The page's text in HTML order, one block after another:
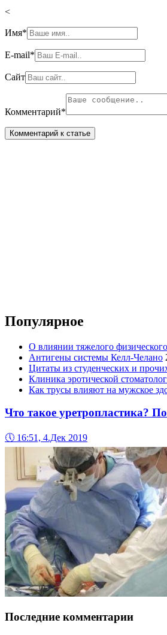
<
Имя*
E-mail*
Сайт
Комментарий*
Популярное
О влиянии тяжелого
Антигены системы Келл-Челано
Цитаты из студенческих и
Клиника эротической
Как трусы влияют на мужское
Что такое уретропластика?
🕔 16:51, 4.Дек 2019
Последние комментарии